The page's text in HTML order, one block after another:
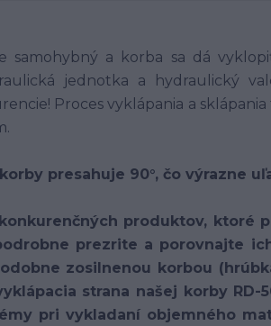
samohybný a korba sa dá
jednotka a hydraulický
Proces vyklápania a
presahuje 90°, čo výrazne
produktov, ktoré
prezrite a porovnajte
zosilnenou korbou
strana našej korby RD-
pri vykladaní objemného